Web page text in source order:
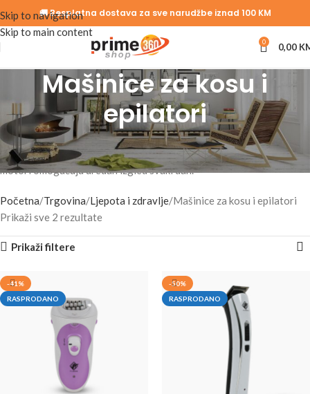
Skip to navigation
Skip to main content
🚚 Besplatna dostava za sve narudžbe iznad 100 KM
0 0,00
Mašinice za kosu i
epilatori
Precizna kontrola duljine i glatkoća bez muke – mašinice za šišanje i
višenamjenski epilatori za muškarce i žene. Moderni dizajn i snažni
motori omogućuju uredan izgled svaki dan.
Početna Trgovina Ljepota i zdravlje Mašinice za kosu i epilatori
Prikaži sve 2 rezultate
Prikaži filtere
-41%
RASPRODANO
-50%
RASPRODANO